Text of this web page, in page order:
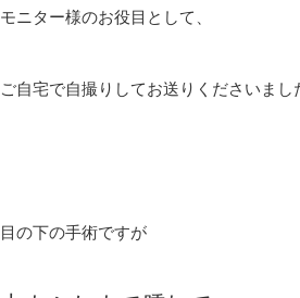
モニター様のお役目として、
ご自宅で自撮りしてお送りくださいまし
目の下の手術ですが